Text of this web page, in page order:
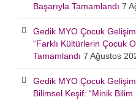
Başarıyla Tamamlandı 7
Gedik MYO Çocuk
“Farklı Kültürlerin Çocuk
Tamamlandı 7 Ağustos
Gedik MYO Çocuk
Bilimsel Keşif: “Minik Bilim